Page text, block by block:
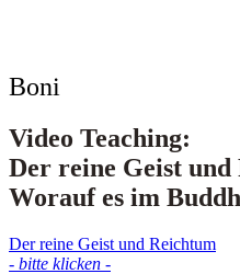
Boni
Video Teaching:
Der reine Geist und
Worauf es im
Der reine Geist und Reichtum
- bitte klicken -